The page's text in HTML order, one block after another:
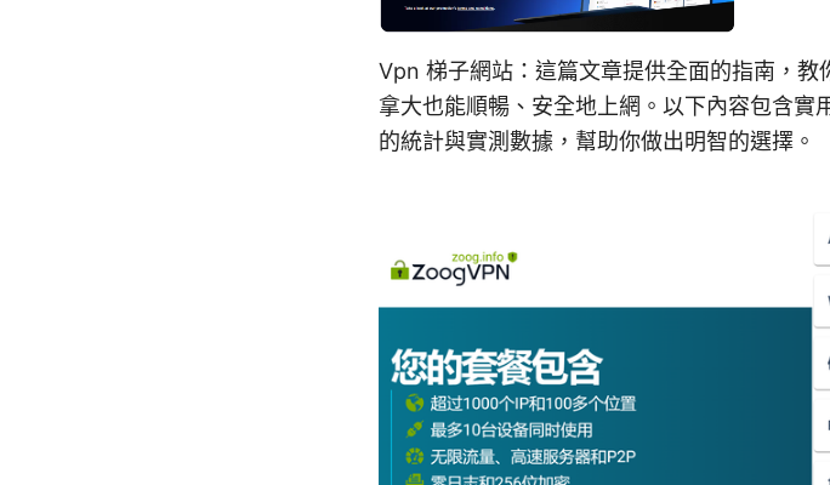
Vpn 梯子網站：這篇文章提供全面的指南，
拿大也能順暢、安全地上網。以下內容包含
的統計與實測數據，幫助你做出明智的選擇。